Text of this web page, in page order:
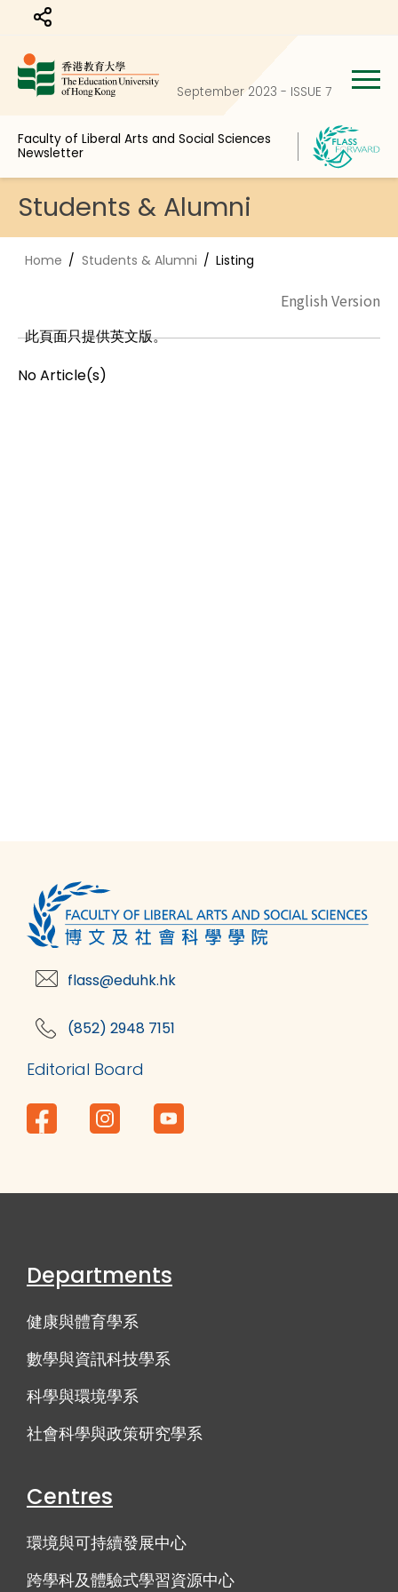
Share to
September 2023 - ISSUE 7
Faculty of Liberal Arts and Social Sciences
Newsletter
Students & Alumni
Home Students & Alumni Listing
English Version
此頁面只提供英文版。
No Article(s)
flass@eduhk.hk
(852) 2948 7151
Editorial Board
Departments
健康與體育學系
數學與資訊科技學系
科學與環境學系
社會科學與政策研究學系
Centres
環境與可持續發展中心
跨學科及體驗式學習資源中心